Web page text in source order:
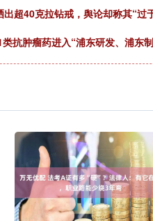
超40克拉钻戒，舆论却称其“过
抗肿瘤药进入“浦东研发、浦东